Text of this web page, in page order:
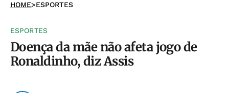
HOME>ESPORTES
ESPORTES
Doença da mãe não afeta jogo de
Ronaldinho, diz Assis